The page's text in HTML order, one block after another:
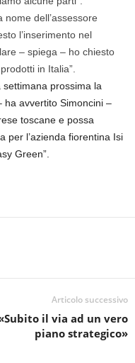
nome dell’assessore
l’inserimento nel
– spiega – ho chiesto
in Italia”.
prossima la
ha avvertito Simoncini –
toscane e possa
per l’azienda fiorentina Isi
Green”.
Articolo successivo
il via ad un vero
piano strategico»